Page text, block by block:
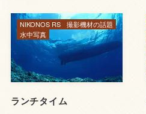
ランチタイム
NIKONOS RS
撮影機材の話題
水中写真